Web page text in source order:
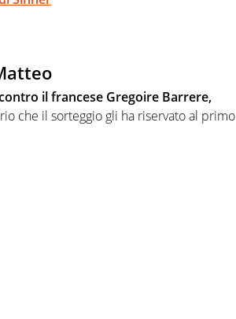
il francese Gregoire Barrere,
che il sorteggio gli ha riservato al primo